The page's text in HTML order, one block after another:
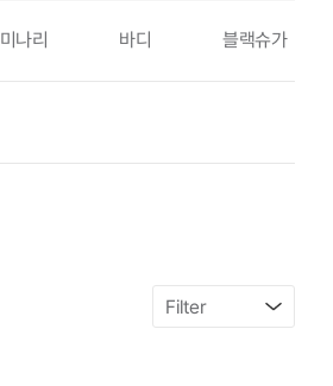
미나리 바디 블랙슈가